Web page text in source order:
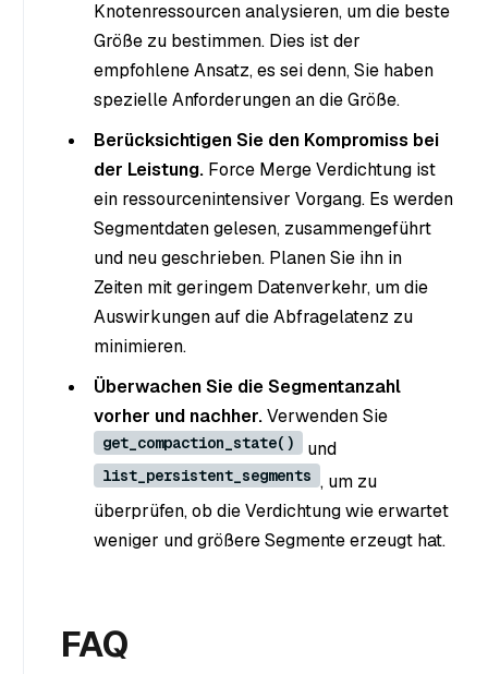
Knotenressourcen analysieren, um die beste
Größe zu bestimmen. Dies ist der
empfohlene Ansatz, es sei denn, Sie haben
spezielle Anforderungen an die Größe.
Berücksichtigen Sie den Kompromiss bei
der Leistung. Force Merge Verdichtung ist
ein ressourcenintensiver Vorgang. Es werden
Segmentdaten gelesen, zusammengeführt
und neu geschrieben. Planen Sie ihn in
Zeiten mit geringem Datenverkehr, um die
Auswirkungen auf die Abfragelatenz zu
minimieren.
Überwachen Sie die Segmentanzahl
vorher und nachher.Verwenden Sie
get_compaction_state() und
list_persistent_segments , um zu
überprüfen, ob die Verdichtung wie erwartet
weniger und größere Segmente erzeugt hat.
FAQ